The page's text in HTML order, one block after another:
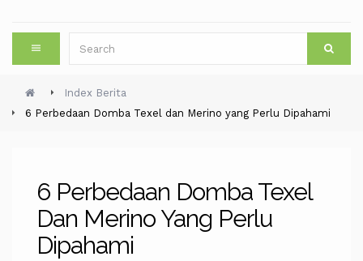
Index Berita
6 Perbedaan Domba Texel dan Merino yang Perlu Dipahami
6 Perbedaan Domba Texel
Dan Merino Yang Perlu
Dipahami